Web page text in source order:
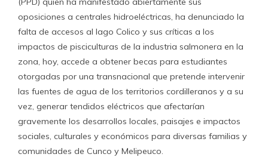
oposiciones a centrales hidroeléctricas, ha denunciado la
falta de accesos al lago Colico y sus críticas a los
impactos de pisciculturas de la industria salmonera en la
zona, hoy, accede a obtener becas para estudiantes
otorgadas por una transnacional que pretende intervenir
las fuentes de agua de los territorios cordilleranos y a su
vez, generar tendidos eléctricos que afectarían
gravemente los desarrollos locales, paisajes e impactos
sociales, culturales y económicos para diversas familias y
comunidades de Cunco y Melipeuco.